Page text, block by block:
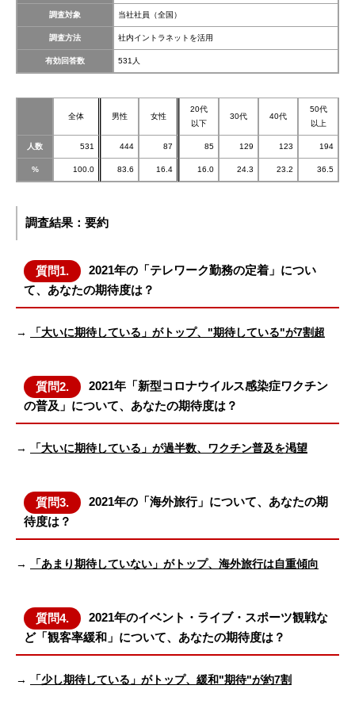
調査対象 当社社員（全国）
調査方法 社内イントラネットを活用
有効回答数 531人
全体 男性 女性
20代
以下
30代 40代
50代
以上
人数 531 444 87 85 129 123 194
% 100.0 83.6 16.4 16.0 24.3 23.2 36.5
調査結果：要約
質問1.
2021年の「テレワーク勤務の定着」につい
て、あなたの期待度は？
→ 「大いに期待している」がトップ、"期待している"が7割超
質問2.
2021年「新型コロナウイルス感染症ワクチン
の普及」について、あなたの期待度は？
→ 「大いに期待している」が過半数、ワクチン普及を渇望
質問3.
2021年の「海外旅行」について、あなたの期
待度は？
→ 「あまり期待していない」がトップ、海外旅行は自重傾向
質問4.
2021年のイベント・ライブ・スポーツ観戦な
ど「観客率緩和」について、あなたの期待度は？
→ 「少し期待している」がトップ、緩和"期待"が約7割